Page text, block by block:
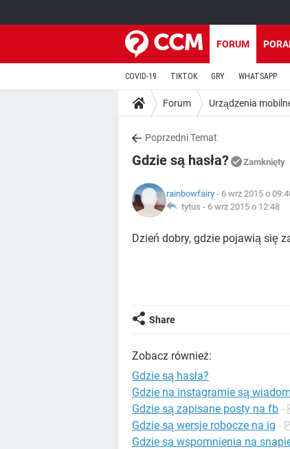
FORUM
COVID-19 TIKTOK GRY WHATSAPP
Forum Urządzenia
Poprzedni Temat
Gdzie są hasła? Zamknięty
rainbowfairy - 6 wrz 2015 o
tytus - 6 wrz 2015 o 12:48
Dzień dobry, gdzie pojawią się
Share
Zobacz również:
Gdzie są hasła?
Gdzie na instagramie są
Gdzie są zapisane posty na fb -
Gdzie są wersje robocze na ig -
Gdzie sa wspomnienia na